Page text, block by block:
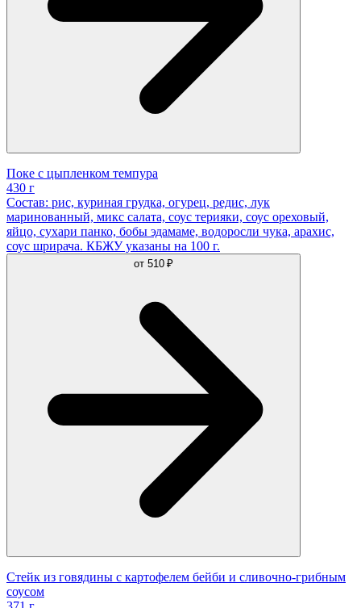
Поке с цыпленком темпура
430 г
Состав: рис, куриная грудка, огурец, редис, лук
маринованный, микс салата, соус терияки, соус ореховый,
яйцо, сухари панко, бобы эдамаме, водоросли чука, арахис,
соус шрирача. КБЖУ указаны на 100 г.
от 510 ₽
Стейк из говядины с картофелем бейби и сливочно-грибным
соусом